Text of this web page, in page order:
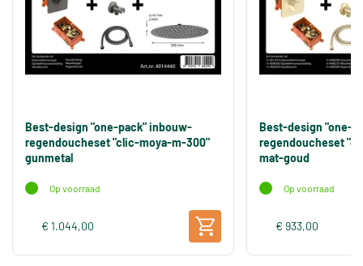
Best-design "one-pack" inbouw-
regendoucheset "clic-moya-m-300"
gunmetal
Op voorraad
€ 1.044,00
Best-design "one-
regendoucheset
mat-goud
Op voorraad
€ 933,00